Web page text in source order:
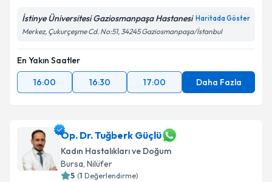
İstinye Üniversitesi Gaziosmanpaşa Hastanesi Haritada Göster
Merkez, Çukurçeşme Cd. No:51, 34245 Gaziosmanpaşa/İstanbul
En Yakın Saatler
16:00
16:30 17:00 Daha Fazla
Op. Dr. Tuğberk Güçlü
Kadın Hastalıkları ve Doğum
Bursa, Nilüfer
5 (1 Değerlendirme)